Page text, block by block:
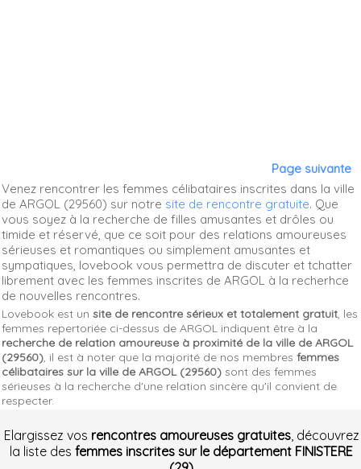
Page suivante
Venez rencontrer les femmes célibataires inscrites dans la ville
de ARGOL (29560) sur notre site de rencontre gratuite. Que
vous soyez à la recherche de filles amusantes et drôles ou
timide et réservé, que ce soit pour des relations amoureuses
sérieuses et romantiques ou simplement amusantes et
sympatiques, lovebook vous permettra de discuter et tchatter
librement avec les femmes inscrites de ARGOL à la recherhce
de nouvelles rencontres.
Lovebook est un site de rencontre sérieux et totalement gratuit, les
femmes repertoriée ci-dessus de ARGOL indiquent être à la
recherche de relation amoureuse à proximité de la ville de ARGOL
(29560), il est à noter que la majorité de nos membres femmes
célibataires sur la ville de ARGOL (29560) sont des femmes
sérieuses à la recherche d'une relation sincère qu'il convient de
respecter.
Elargissez vos rencontres amoureuses gratuites, découvrez
la liste des femmes inscrites sur le département FINISTERE